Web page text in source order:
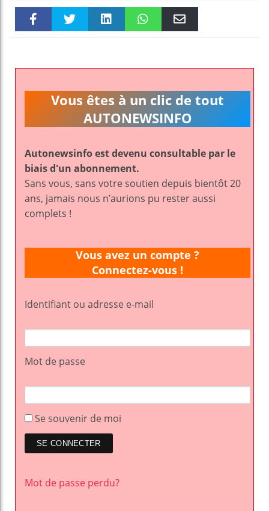
k pt
Vous êtes à un clic de tout
AUTONEWSINFO
Autonewsinfo est devenu consultable par le
biais d'un abonnement.
Sans vous, sans votre soutien depuis bientôt 20
ans, jamais nous n’aurions pu rester aussi
complets !
Vous avez un compte ?
Connectez-vous !
Identifiant ou adresse e-mail
Mot de passe
Se souvenir de moi
Mot de passe perdu?